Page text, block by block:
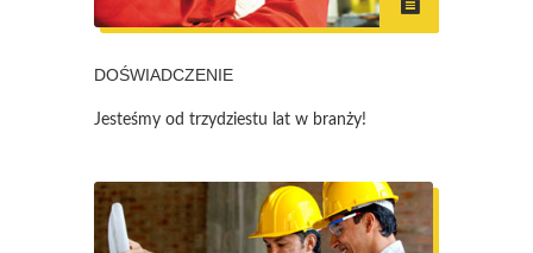
DOŚWIADCZENIE
Jesteśmy od trzydziestu lat w branży!